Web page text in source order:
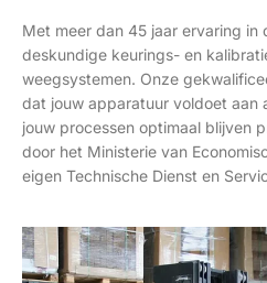
Met meer dan 45 jaar ervaring in
deskundige keurings- en
weegsystemen. Onze
dat jouw apparatuur voldoet aan
jouw processen optimaal blijven
door het Ministerie van
eigen Technische Dienst en